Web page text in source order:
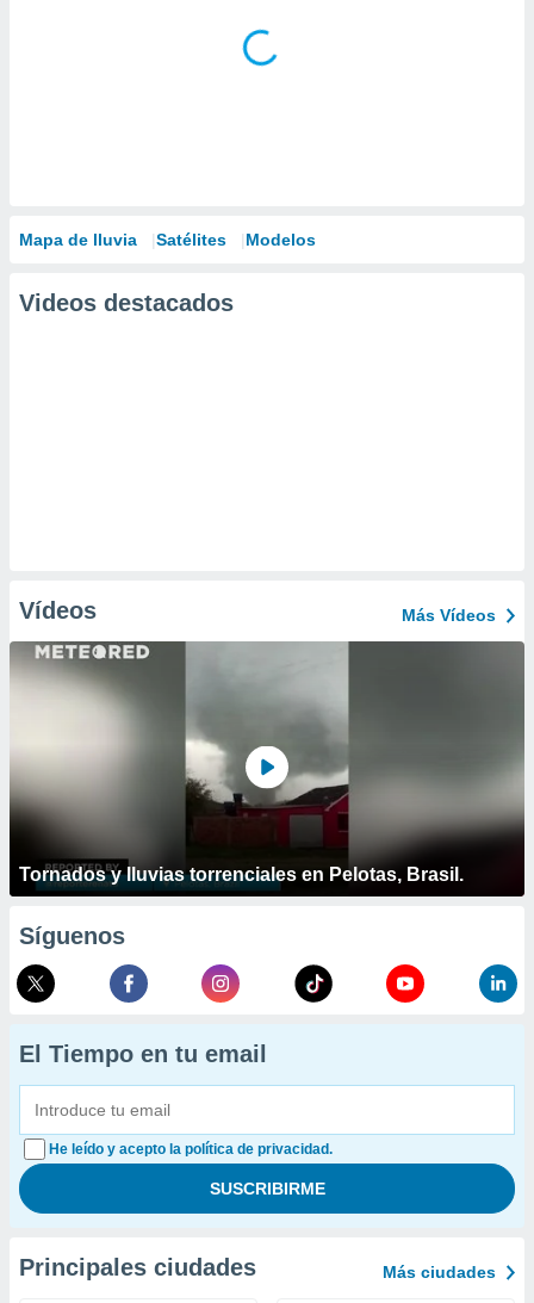
Mapa de lluvia Satélites Modelos
Videos destacados
Vídeos Más Vídeos
Tornados y lluvias torrenciales en Pelotas, Brasil.
Síguenos
El Tiempo en tu email
He leído y acepto la política de privacidad.
Principales ciudades Más ciudades